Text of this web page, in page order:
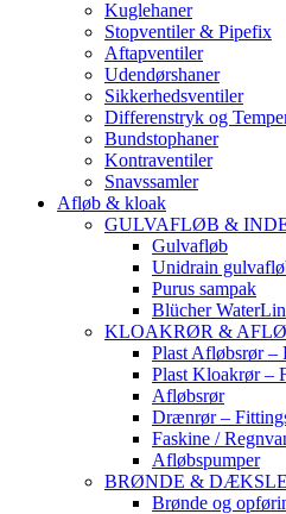
Kuglehaner
Stopventiler & Pipefix
Aftapventiler
Udendørshaner
Sikkerhedsventiler
Differenstryk og
Bundstophaner
Kontraventiler
Snavssamler
Afløb & kloak
GULVAFLØB &
Gulvafløb
Unidrain
Purus sampak
Blücher
KLOAKRØR &
Plast Afløbsrør –
Plast Kloakrør –
Afløbsrør
Drænrør –
Faskine /
Afløbspumper
BRØNDE &
Brønde og